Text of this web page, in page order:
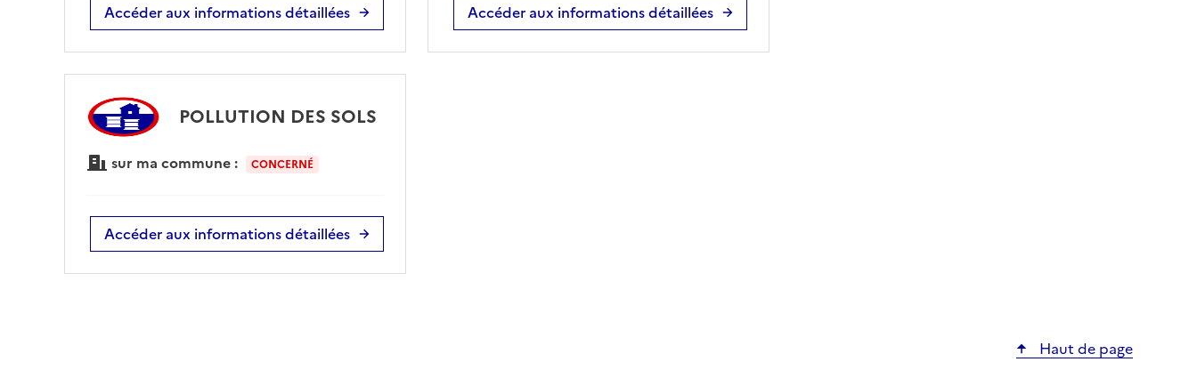
Accéder aux informations détaillées Accéder aux informations détaillées
POLLUTION DES SOLS
sur ma commune : CONCERNÉ
Accéder aux informations détaillées
Haut de page